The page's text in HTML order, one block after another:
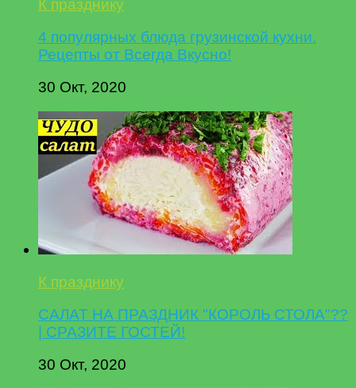
К празднику
4 популярных блюда грузинской кухни.
Рецепты от Всегда Вкусно!
30 Окт, 2020
К празднику
САЛАТ НА ПРАЗДНИК "КОРОЛЬ СТОЛА"??
| СРАЗИТЕ ГОСТЕЙ!
30 Окт, 2020